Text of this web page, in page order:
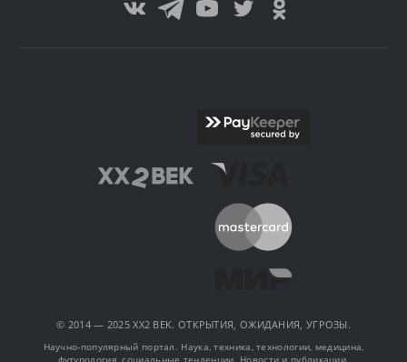
© 2014 — 2025 XX2 ВЕК. ОТКРЫТИЯ, ОЖИДАНИЯ, УГРОЗЫ.
Научно-популярный портал. Наука, техника, технологии, медицина,
футурология, социальные тенденции. Новости и публикации.